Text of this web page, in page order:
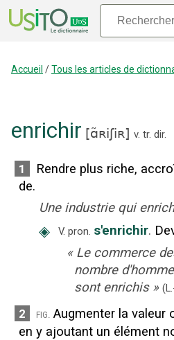
Accueil /Tous les articles de
enrichir [ɑ̃ʀiʃiʀ] v. tr. dir.
1
Rendre plus riche,
de.
Une industrie qui
◈ V. pron. s'enrichir.
« Le commerce
nombre
sont enrichis »
2 fig. Augmenter la valeur
en y ajoutant un élément